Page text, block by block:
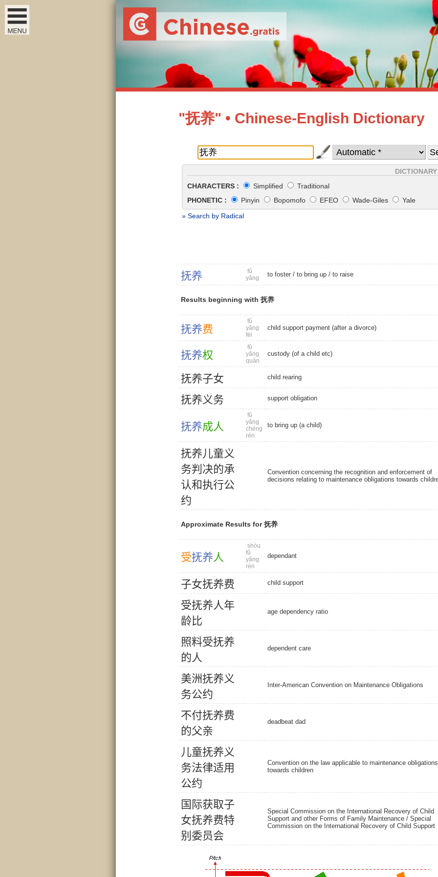
"抚养" • Chinese-English Dictionary
CHARACTERS :
Simplified
Traditional
PHONETIC :
Pinyin Bopomofo EFEO Wade-Giles
Yale
» Search by Radical
抚养
fǔ
yǎng
to foster/ to bring up/ to raise
Results beginning with 抚养
抚养费
fǔ
yǎng
fèi
child support payment (after a divorce)
抚养权
fǔ
yǎng
quán
custody (of a child etc)
抚养子女 child rearing
抚养义务 support obligation
抚养成人
fǔ
yǎng
chéng
rén
to bring up (a child)
抚养儿童义
务判 决的承
认和执行公
约
Convention concerning the recognition and enforcement of
decisions relating to maintenance obligations towards
Approximate Results for 抚养
受抚养人
shòu
fǔ
yǎng
rén
dependant
子女抚养费 child support
受抚养人年
龄比
age dependency ratio
照料受抚养
的人
dependent care
美洲抚养义
务公约
Inter-American Convention on Maintenance Obligations
不付抚养费
的父亲
deadbeat dad
儿童抚养义
务法律适用
公约
Convention on the law applicable to maintenance obligations
towards children
国 际获取子
女抚养费特
别 委员会
Special Commission on the International Recovery of Child
Support and other Forms of Family Maintenance / Special
Commission on the International Recovery of Child Support